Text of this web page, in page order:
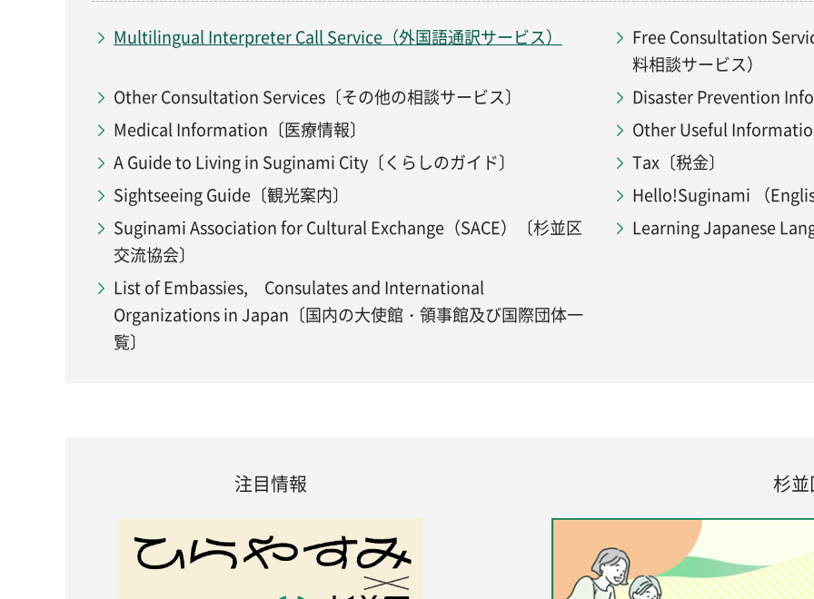
Multilingual Interpreter Call Service（外国語通訳サービス）
Free Consultation
料相談サービス）
Other Consultation Services〔その他の相談サービス〕
Disaster Prevention
Medical Information〔医療情報〕
Other Useful
A Guide to Living in Suginami City〔くらしのガイド〕
Tax〔税金〕
Sightseeing Guide〔観光案内〕
Hello!Suginami （
Suginami Association for Cultural Exchange（SACE）〔杉並区
交流協会〕
Learning Japanese
List of Embassies, Consulates and International
Organizations in Japan〔国内の大使館・領事館及び国際団体一
覧〕
注目情報 杉